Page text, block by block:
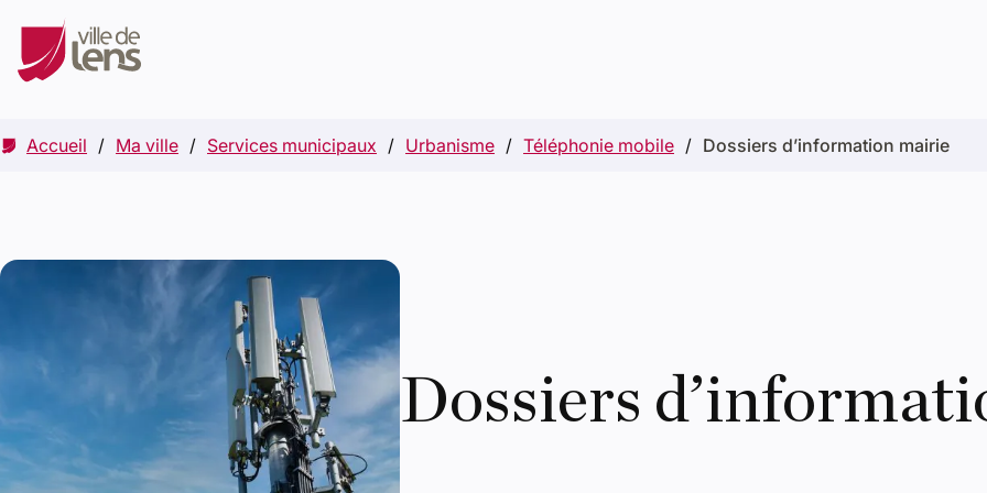
Accueil Ma ville Services municipaux Urbanisme Téléphonie mobile Dossiers d’information mairie
Dossiers